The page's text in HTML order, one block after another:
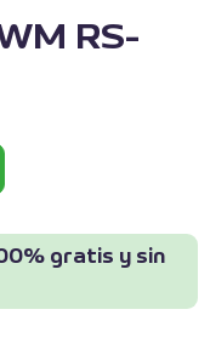
RS-
gratis y sin